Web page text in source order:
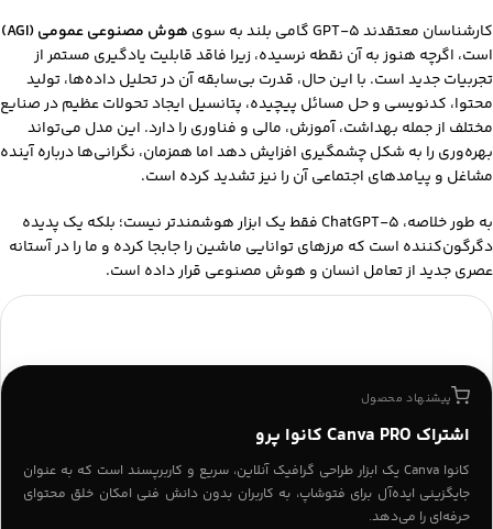
کارشناسان معتقدند GPT-5 گامی بلند به سوی
هوش مصنوعی عمومی (AGI)
است، اگرچه هنوز به آن نقطه نرسیده، زیرا فاقد قابلیت یادگیری مستمر از
تجربیات جدید است. با این حال، قدرت بی‌سابقه آن در تحلیل داده‌ها، تولید
محتوا، کدنویسی و حل مسائل پیچیده، پتانسیل ایجاد تحولات عظیم در صنایع
مختلف از جمله بهداشت، آموزش، مالی و فناوری را دارد. این مدل می‌تواند
بهره‌وری را به شکل چشمگیری افزایش دهد اما همزمان، نگرانی‌ها درباره آینده
مشاغل و پیامدهای اجتماعی آن را نیز تشدید کرده است.
به طور خلاصه، ChatGPT-5 فقط یک ابزار هوشمندتر نیست؛ بلکه یک پدیده
دگرگون‌کننده است که مرزهای توانایی ماشین را جابجا کرده و ما را در آستانه
عصری جدید از تعامل انسان و هوش مصنوعی قرار داده است.
پیشنهاد محصول
اشتراک Canva PRO کانوا پرو
کانوا Canva یک ابزار طراحی گرافیک آنلاین، سریع و کاربرپسند است که به عنوان
جایگزینی ایده‌آل برای فتوشاپ، به کاربران بدون دانش فنی امکان خلق محتوای
حرفه‌ای را می‌دهد.